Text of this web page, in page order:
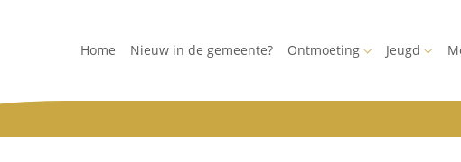
Home Nieuw in de gemeente? Ontmoeting Jeugd